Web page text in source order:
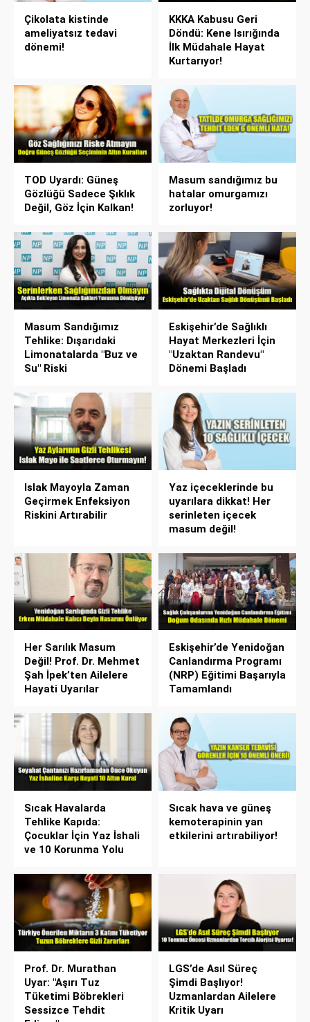
Çikolata kistinde
ameliyatsız tedavi
dönemi!
KKKA Kabusu Geri
Döndü: Kene Isırığında
İlk Müdahale Hayat
Kurtarıyor!
TOD Uyardı: Güneş
Gözlüğü Sadece Şıklık
Değil, Göz İçin Kalkan!
Masum sandığımız bu
hatalar omurgamızı
zorluyor!
Masum Sandığımız
Tehlike: Dışarıdaki
Limonatalarda "Buz ve
Su" Riski
Eskişehir’de Sağlıklı
Hayat Merkezleri İçin
"Uzaktan Randevu"
Dönemi Başladı
Islak Mayoyla Zaman
Geçirmek Enfeksiyon
Riskini Artırabilir
Yaz içeceklerinde bu
uyarılara dikkat! Her
serinleten içecek
masum değil!
Her Sarılık Masum
Değil! Prof. Dr. Mehmet
Şah İpek’ten Ailelere
Hayati Uyarılar
Eskişehir’de Yenidoğan
Canlandırma Programı
(NRP) Eğitimi Başarıyla
Tamamlandı
Sıcak Havalarda
Tehlike Kapıda:
Çocuklar İçin Yaz İshali
ve 10 Korunma Yolu
Sıcak hava ve güneş
kemoterapinin yan
etkilerini artırabiliyor!
Prof. Dr. Murathan
Uyar: "Aşırı Tuz
Tüketimi Böbrekleri
Sessizce Tehdit
LGS’de Asıl Süreç
Şimdi Başlıyor!
Uzmanlardan Ailelere
Kritik Uyarı